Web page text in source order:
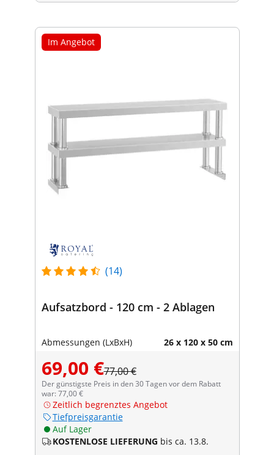
Im Angebot
(14)
Aufsatzbord - 120 cm - 2 Ablagen
Abmessungen (LxBxH) 26 x 120 x 50 cm
69,00 €77,00 €
Der günstigste Preis in den 30 Tagen vor dem Rabatt
war: 77,00 €
Zeitlich begrenztes Angebot
Tiefpreisgarantie
Auf Lager
KOSTENLOSE LIEFERUNG bis ca. 13.8.